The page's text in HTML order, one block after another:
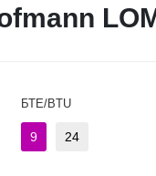
БТЕ/BTU
9 24